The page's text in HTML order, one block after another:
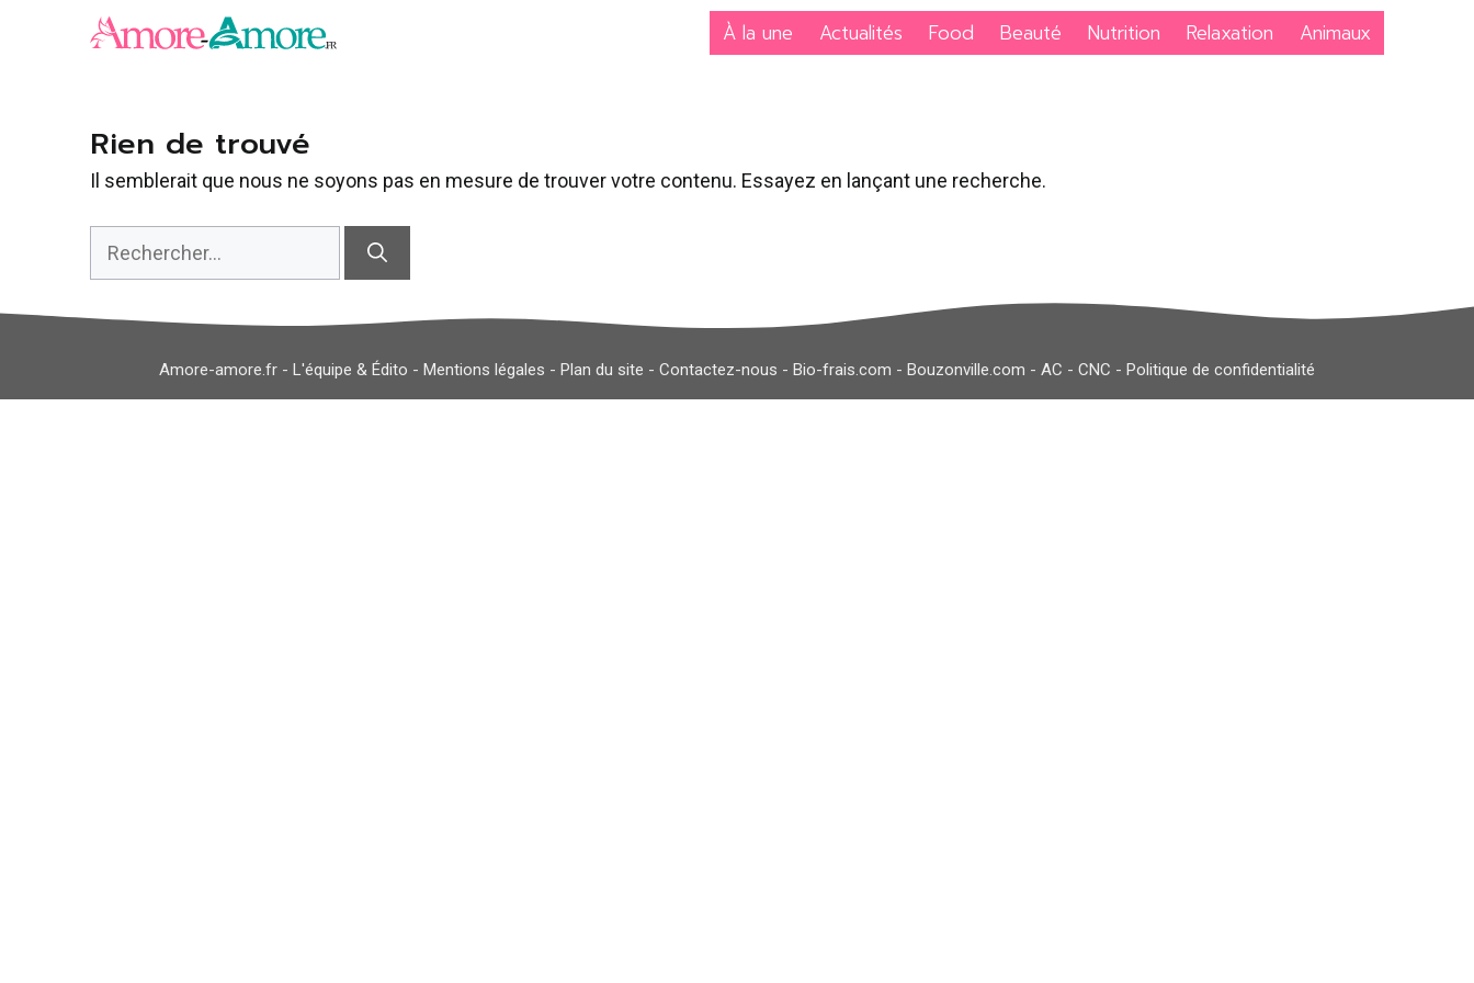
À la une Actualités Food Beauté Nutrition Relaxation Animaux
Rien de trouvé
Il semblerait que nous ne soyons pas en mesure de trouver votre contenu. Essayez en lançant une recherche.
Rechercher :
Amore-amore.fr - L'équipe & Édito - Mentions légales - Plan du site - Contactez-nous - Bio-frais.com - Bouzonville.com - AC - CNC - Politique de confidentialité